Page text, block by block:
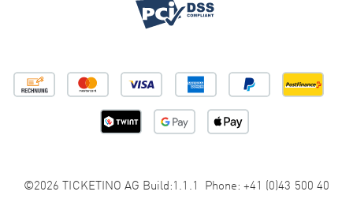
©2026 TICKETINO AG Build:1.1.1 Phone: +41 (0)43 500 40